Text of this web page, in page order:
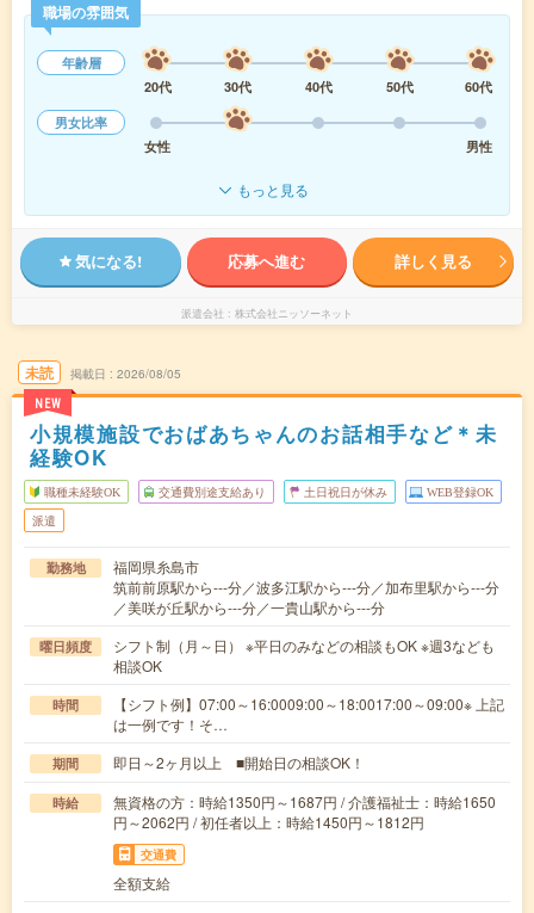
職場の雰囲気
年齢層
20代
30代 40代 50代
60代
男女比率
女性
男性
もっと見る
気になる! 応募へ進む 詳しく見る
派遣会社 株式会社ニッソーネット
未読
NEW
掲載日 2026/08/05
小規模施設でおばあちゃんのお話相手など＊未
経験OK
職種未経験OK 交通費別途支給あり 土日祝日が休み WEB登録OK
派遣
勤務地
福岡県糸島市
筑前前原駅から---分／波多江駅から---分／加布里駅から---分
／美咲が丘駅から---分／一貴山駅から---分
曜日頻度
シフト制（月～日） ※平日のみなどの相談もOK ※週3なども
相談OK
時間
【シフト例】07:00～16:0009:00～18:0017:00～09:00※ 上記
は一例です！そ…
期間 即日～2ヶ月以上 ■開始日の相談OK！
時給
無資格の方：時給1350円～1687円 / 介護福祉士：時給1650
円～2062円 / 初任者以上：時給1450円～1812円
交通費
全額支給